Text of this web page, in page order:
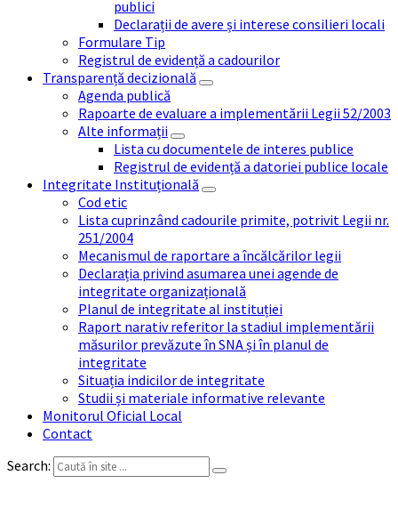
publici
Declarații de avere și interese consilieri locali
Formulare Tip
Registrul de evidență a cadourilor
Transparență decizională
Agenda publică
Rapoarte de evaluare a implementării Legii 52/2003
Alte informații
Lista cu documentele de interes publice
Registrul de evidență a datoriei publice locale
Integritate Instituțională
Cod etic
Lista cuprinzând cadourile primite, potrivit Legii nr.
251/2004
Mecanismul de raportare a încălcărilor legii
Declarația privind asumarea unei agende de
integritate organizațională
Planul de integritate al instituției
Raport narativ referitor la stadiul implementării
măsurilor prevăzute în SNA și în planul de
integritate
Situația indicilor de integritate
Studii și materiale informative relevante
Monitorul Oficial Local
Contact
Search: